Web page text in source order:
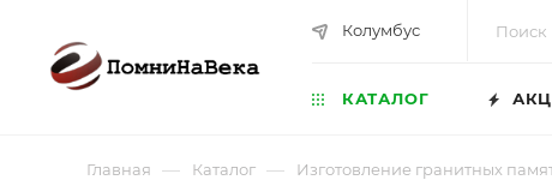
Колумбус
КАТАЛОГ
Главная — Каталог — Изготовление гранитных